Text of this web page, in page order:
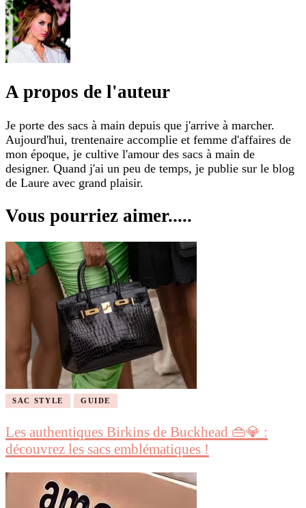
A propos de l'auteur
Je porte des sacs à main depuis que j'arrive à marcher.
Aujourd'hui, trentenaire accomplie et femme d'affaires de
mon époque, je cultive l'amour des sacs à main de
designer. Quand j'ai un peu de temps, je publie sur le blog
de Laure avec grand plaisir.
Vous pourriez aimer.....
SAC STYLE GUIDE
Les authentiques Birkins de Buckhead 👜💎 :
découvrez les sacs emblématiques !